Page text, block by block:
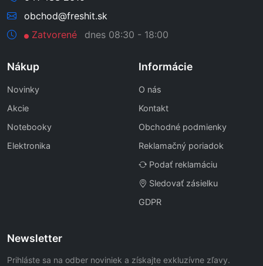
obchod@freshit.sk
Zatvorené
dnes 08:30 - 18:00
Nákup
Novinky
Akcie
Notebooky
Elektronika
Informácie
O nás
Kontakt
Obchodné podmienky
Reklamačný poriadok
Podať reklamáciu
Sledovať zásielku
GDPR
Newsletter
Prihláste sa na odber noviniek a získajte exkluzívne zľavy.